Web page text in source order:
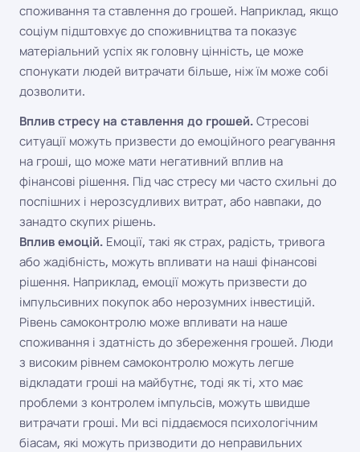
споживання та ставлення до грошей. Наприклад, якщо
соціум підштовхує до споживництва та показує
матеріальний успіх як головну цінність, це може
спонукати людей витрачати більше, ніж їм може собі
дозволити.
Вплив стресу на ставлення до грошей. Стресові
ситуації можуть призвести до емоційного реагування
на гроші, що може мати негативний вплив на
фінансові рішення. Під час стресу ми часто схильні до
поспішних і нерозсудливих витрат, або навпаки, до
занадто скупих рішень.
Вплив емоцій. Емоції, такі як страх, радість, тривога
або жадібність, можуть впливати на наші фінансові
рішення. Наприклад, емоції можуть призвести до
імпульсивних покупок або нерозумних інвестицій.
Рівень самоконтролю може впливати на наше
споживання і здатність до збереження грошей. Люди
з високим рівнем самоконтролю можуть легше
відкладати гроші на майбутнє, тоді як ті, хто має
проблеми з контролем імпульсів, можуть швидше
витрачати гроші. Ми всі піддаємося психологічним
біасам, які можуть призводити до неправильних